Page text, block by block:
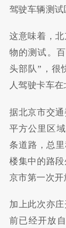
驾驶车辆测试
这意味着，
物的测试。
头部队”，很
人驾驶卡车在
据北京市交
平方公里区
条道路，总
楼集中的路
京市第一次开
加上此次亦
前已经开放